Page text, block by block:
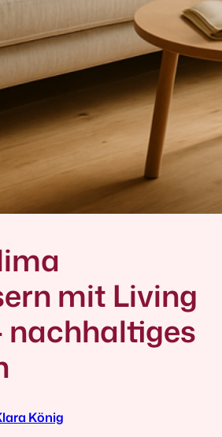
mit Living
nachhaltiges
König